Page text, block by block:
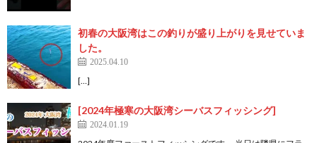
初春の大阪湾はこの釣りが盛り上がりを見せていま
した。
2025.04.10
[…]
[2024年極寒の大阪湾シーバスフィッシング]
2024.01.19